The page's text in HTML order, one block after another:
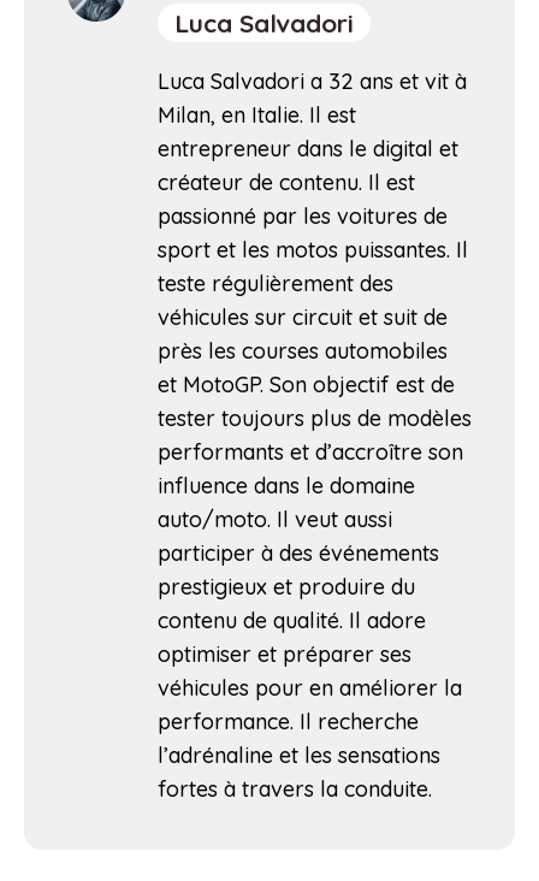
Luca Salvadori
Luca Salvadori a 32 ans et vit à
Milan, en Italie. Il est
entrepreneur dans le digital et
créateur de contenu. Il est
passionné par les voitures de
sport et les motos puissantes. Il
teste régulièrement des
véhicules sur circuit et suit de
près les courses automobiles
et MotoGP. Son objectif est de
tester toujours plus de modèles
performants et d’accroître son
influence dans le domaine
auto/moto. Il veut aussi
participer à des événements
prestigieux et produire du
contenu de qualité. Il adore
optimiser et préparer ses
véhicules pour en améliorer la
performance. Il recherche
l’adrénaline et les sensations
fortes à travers la conduite.